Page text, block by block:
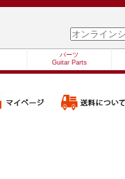
パーツ
Guitar Parts